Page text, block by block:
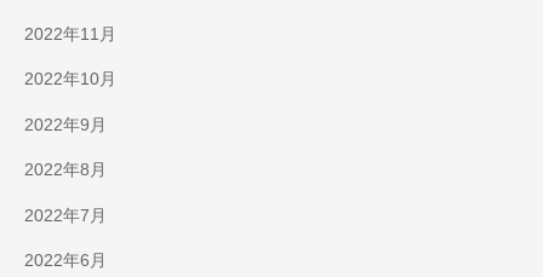
2022年11月
2022年10月
2022年9月
2022年8月
2022年7月
2022年6月